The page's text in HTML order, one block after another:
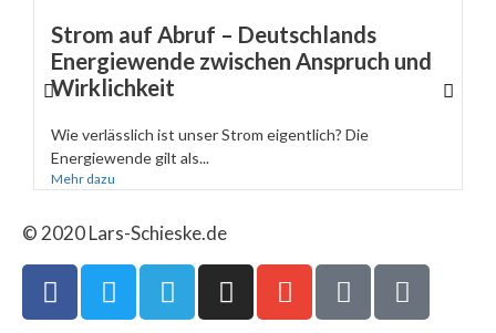
Strom auf Abruf – Deutschlands
Energiewende zwischen Anspruch und
Wirklichkeit
Wie verlässlich ist unser Strom eigentlich? Die
Energiewende gilt als...
Mehr dazu
© 2020 Lars-Schieske.de